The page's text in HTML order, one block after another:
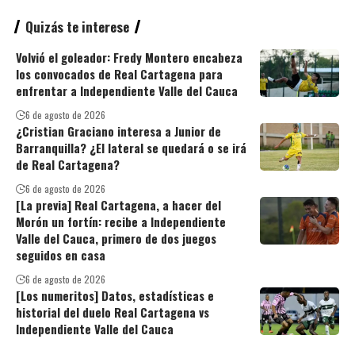
Quizás te interese
Volvió el goleador: Fredy Montero encabeza
los convocados de Real Cartagena para
enfrentar a Independiente Valle del Cauca
6 de agosto de 2026
¿Cristian Graciano interesa a Junior de
Barranquilla? ¿El lateral se quedará o se irá
de Real Cartagena?
6 de agosto de 2026
[La previa] Real Cartagena, a hacer del
Morón un fortín: recibe a Independiente
Valle del Cauca, primero de dos juegos
seguidos en casa
6 de agosto de 2026
[Los numeritos] Datos, estadísticas e
historial del duelo Real Cartagena vs
Independiente Valle del Cauca